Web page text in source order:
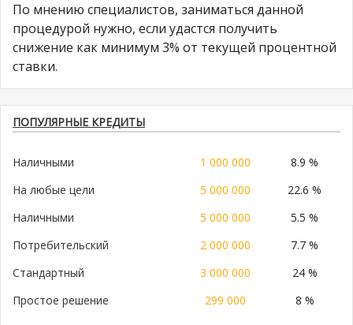
По мнению специалистов, заниматься данной
процедурой нужно, если удастся получить
снижение как минимум 3% от текущей процентной
ставки.
ПОПУЛЯРНЫЕ КРЕДИТЫ
Наличными 1 000 000
8.9 %
На любые цели
5 000 000
22.6 %
Наличными
5 000 000
5.5 %
Потребительский
2 000 000
7.7 %
Стандартный
3 000 000
24 %
Простое решение
299 000 8 %